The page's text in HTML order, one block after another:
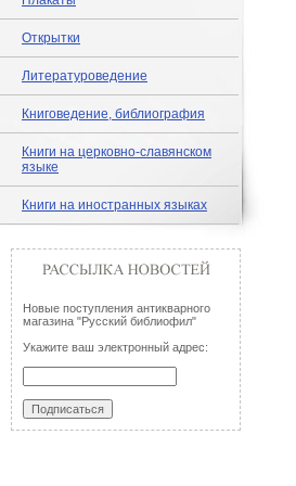
Открытки
Литературоведение
Книговедение, библиография
Книги на церковно-славянском
языке
Книги на иностранных языках
Новые поступления антикварного
магазина "Русский библиофил"
Укажите ваш электронный адрес: